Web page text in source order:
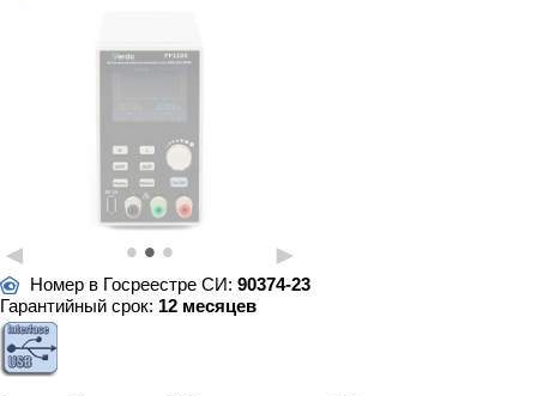
• • •
◄ ►
Номер в Госреестре СИ: 90374-23
Гарантийный срок: 12 месяцев